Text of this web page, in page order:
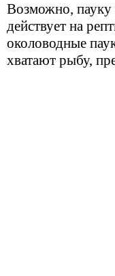
Возможно, пауку
действует на
околоводные
хватают рыбу,